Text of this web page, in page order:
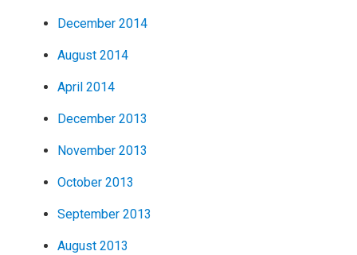
December 2014
August 2014
April 2014
December 2013
November 2013
October 2013
September 2013
August 2013